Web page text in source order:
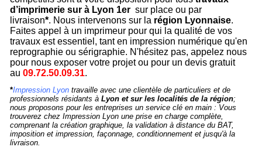
d’imprimerie sur à Lyon 1er sur place ou par
livraison*. Nous intervenons sur la région Lyonnaise.
Faites appel à un imprimeur pour qui la qualité de vos
travaux est essentiel, tant en impression numérique qu'en
reprographie ou sérigraphie. N'hésitez pas, appelez nous
pour nous exposer votre projet ou pour un devis gratuit
au09.72.50.09.31.
*Impression Lyon travaille avec une clientèle de particuliers et de
professionnels résidants àLyon et sur les localités de la région;
nous proposons pour les entreprises un service clé en main : Vous
trouverez chez Impression Lyon une prise en charge complète,
comprenant la création graphique, la validation à distance du BAT,
imposition et impression, façonnage, conditionnement et jusqu'à la
livraison.